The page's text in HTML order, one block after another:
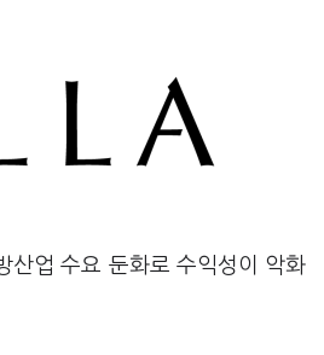
산업 수요 둔화로 수익성이 악화